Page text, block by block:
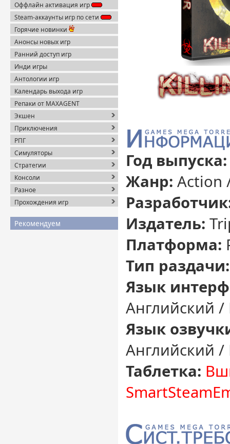
Оффлайн активация игр
Steam-аккаунты игр по сети
Горячие новинки
Анонсы новых игр
Ранний доступ игр
Инди игры
Антологии игр
Календарь выхода игр
Репаки от MAXAGENT
Экшен
Приключения
РПГ
Симуляторы
Стратегии
Консоли
Разное
Прохождения игр
Рекомендуем
Год выпуска:
Жанр: Action
Издатель:
Платформа:
Тип раздачи:
Язык
Английский /
Язык
Английский /
Таблетка: